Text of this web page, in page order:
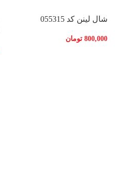
شال لینن کد 055315
800,000 تومان